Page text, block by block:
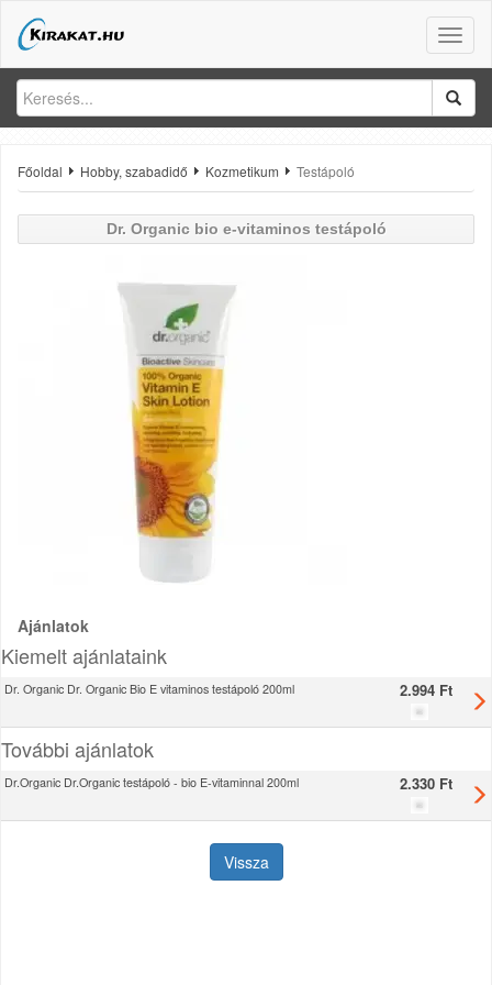
Toggle
Főoldal Hobby, szabadidő Kozmetikum Testápoló
Dr. Organic bio e-vitaminos testápoló
Ajánlatok
Kiemelt ajánlataink
Dr. Organic Dr. Organic Bio E vitaminos testápoló 200ml 2.994 Ft
További ajánlatok
Dr.Organic Dr.Organic testápoló - bio E-vitaminnal 200ml 2.330 Ft
Vissza